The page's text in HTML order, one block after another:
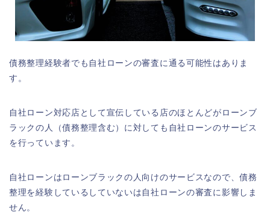
債務整理経験者でも自社ローンの審査に通る可能性はありま
す。
自社ローン対応店として宣伝している店のほとんどがローンブ
ラックの人（債務整理含む）に対しても自社ローンのサービス
を行っています。
自社ローンはローンブラックの人向けのサービスなので、債務
整理を経験しているしていないは自社ローンの審査に影響しま
せん。